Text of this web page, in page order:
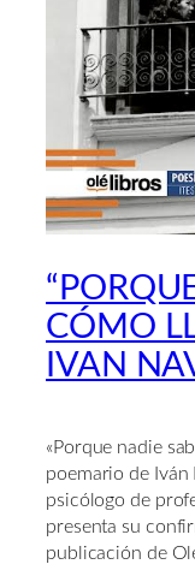
CÓMO
IVAN
«Porque nadie
poemario de Iván
psicólogo de
presenta su
publicación de